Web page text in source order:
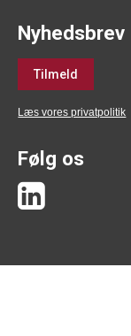
Nyhedsbrev
Tilmeld
Læs vores privatpolitik
Følg os